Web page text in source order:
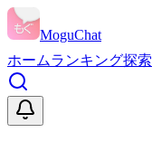
MoguChat
ホームランキング探索